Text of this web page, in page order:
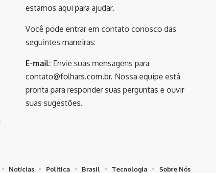
estamos aqui para ajudar.
Você pode entrar em contato conosco das
seguintes maneiras:
E-mail: Envie suas mensagens para
contato@folhars.com.br. Nossa equipe está
pronta para responder suas perguntas e ouvir
suas sugestões.
Notícias Política Brasil Tecnologia Sobre Nós